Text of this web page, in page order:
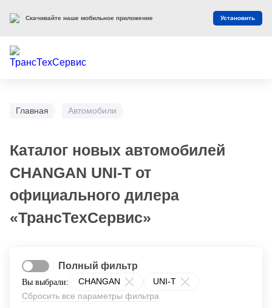
Главная Автомобили
Каталог новых автомобилей
CHANGAN UNI-T от
официального дилера
«ТрансТехСервис»
Вы выбрали: CHANGAN
UNI-T
Сбросить все параметры фильтра
Полный фильтр
Скачивайте наше мобильное приложение Установить